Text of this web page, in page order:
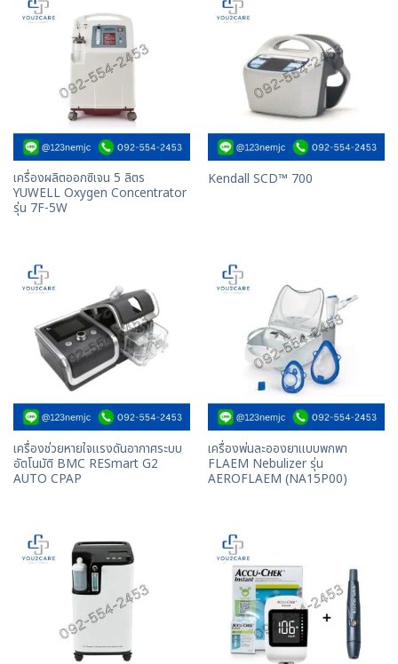
เครื่องผลิตออกซิเจน 5 ลิตร
YUWELL Oxygen Concentrator
รุ่น 7F-5W
Kendall SCD™ 700
เครื่องช่วยหายใจแรงดันอากาศระบบ
อัตโนมัติ BMC RESmart G2
AUTO CPAP
เครื่องพ่นละอองยาแบบพกพา
FLAEM Nebulizer รุ่น
AEROFLAEM (NA15P00)